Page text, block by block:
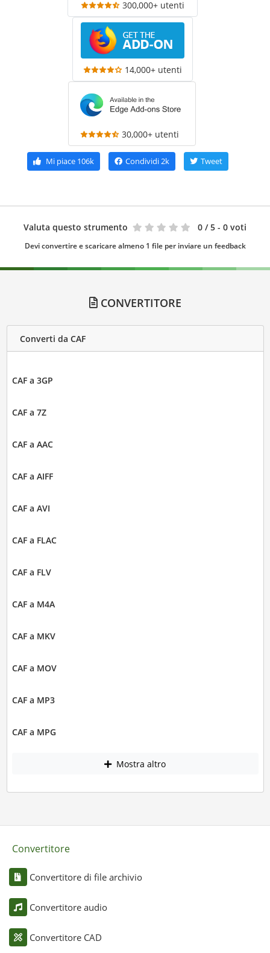
300,000+ utenti
14,000+ utenti
30,000+ utenti
Mi piace 106k Condividi2k Tweet
Valuta questo strumento 0 / 5 - 0 voti
Devi convertire e scaricare almeno 1 file per inviare un feedback
CONVERTITORE
Converti da CAF
CAF a 3GP
CAF a 7Z
CAF a AAC
CAF a AIFF
CAF a AVI
CAF a FLAC
CAF a FLV
CAF a M4A
CAF a MKV
CAF a MOV
CAF a MP3
CAF a MPG
Mostra altro
Convertitore
Convertitore di file archivio
Convertitore audio
Convertitore CAD